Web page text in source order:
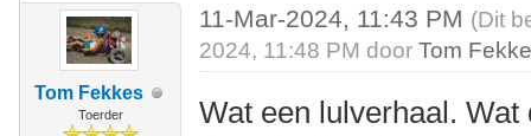
Tom Fekkes
Toerder
11-Mar-2024, 11:43 PM (Dit
2024, 11:48 PM doorTom
Wat een lulverhaal.